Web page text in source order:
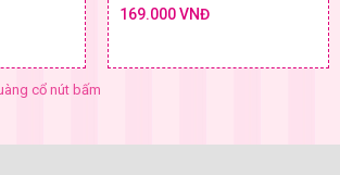
169.000 VNĐ
cổ nút bấm